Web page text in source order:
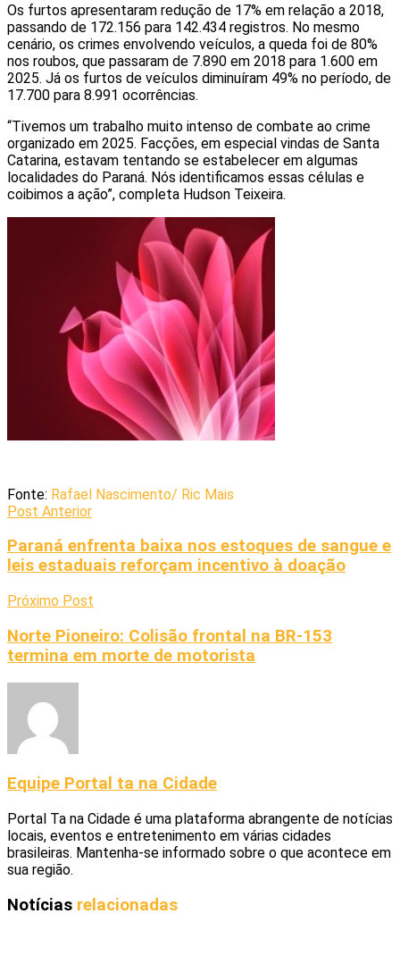
Os furtos apresentaram redução de 17% em relação a 2018,
passando de 172.156 para 142.434 registros. No mesmo
cenário, os crimes envolvendo veículos, a queda foi de 80%
nos roubos, que passaram de 7.890 em 2018 para 1.600 em
2025. Já os furtos de veículos diminuíram 49% no período, de
17.700 para 8.991 ocorrências.
“Tivemos um trabalho muito intenso de combate ao crime
organizado em 2025. Facções, em especial vindas de Santa
Catarina, estavam tentando se estabelecer em algumas
localidades do Paraná. Nós identificamos essas células e
coibimos a ação”, completa Hudson Teixeira.
Fonte: Rafael Nascimento/ Ric Mais
Post Anterior
Paraná enfrenta baixa nos estoques de sangue e
leis estaduais reforçam incentivo à doação
Próximo Post
Norte Pioneiro: Colisão frontal na BR-153
termina em morte de motorista
Equipe Portal ta na Cidade
Portal Ta na Cidade é uma plataforma abrangente de notícias
locais, eventos e entretenimento em várias cidades
brasileiras. Mantenha-se informado sobre o que acontece em
sua região.
Notícias relacionadas